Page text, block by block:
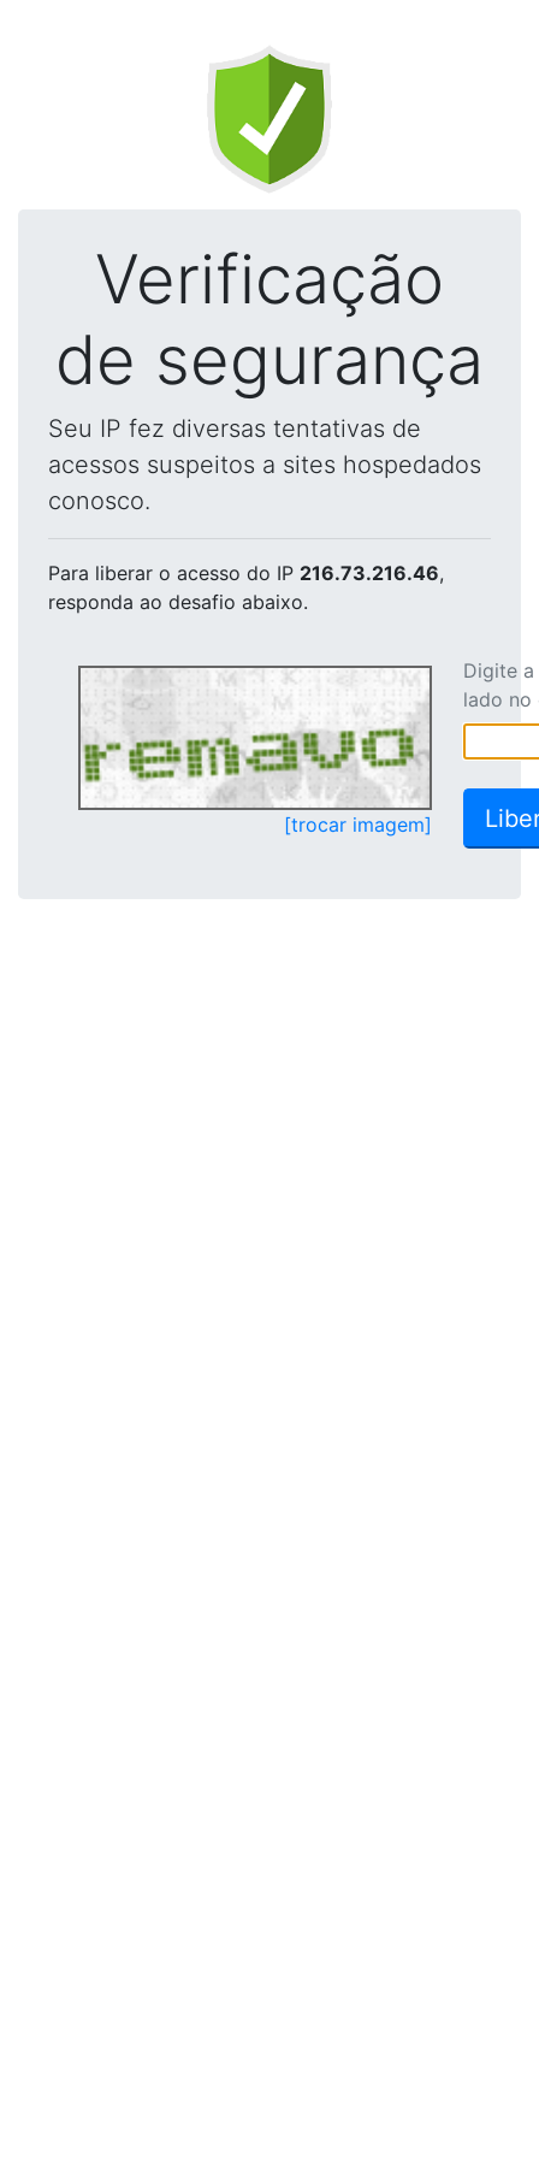
Verificação
de segurança
Seu IP fez diversas tentativas de
acessos suspeitos a sites hospedados
conosco.
Para liberar o acesso do IP 216.73.216.46,
responda ao desafio abaixo.
[trocar imagem]
Digite
lado no